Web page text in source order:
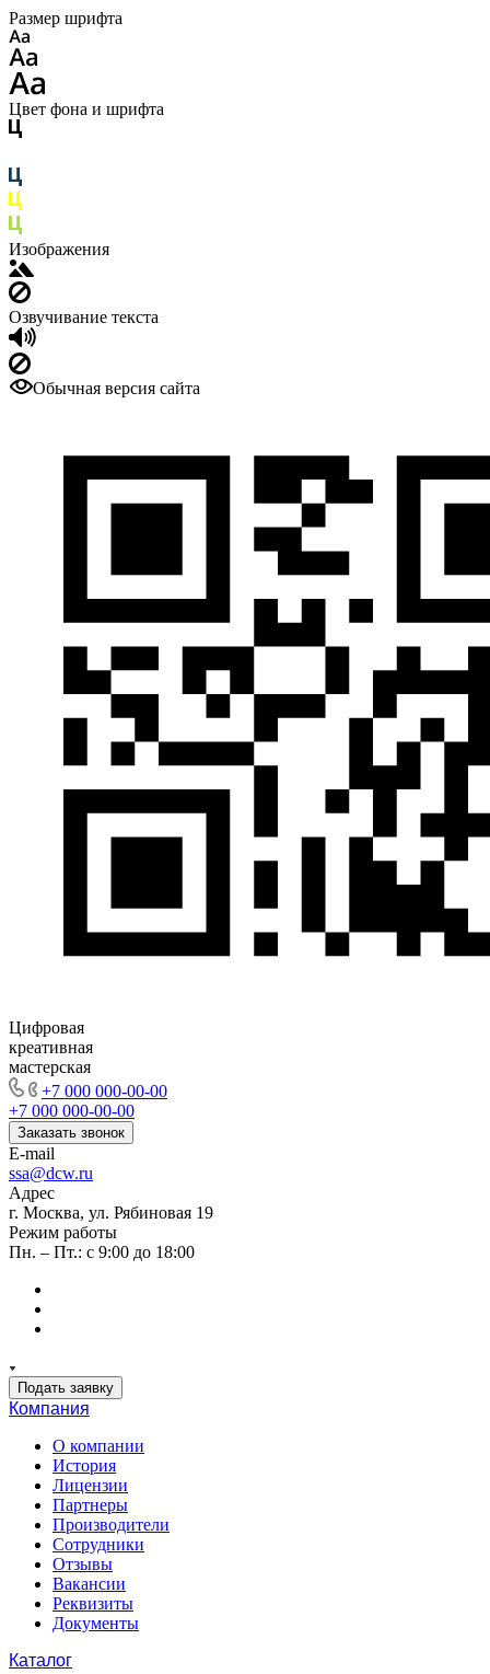
Размер шрифта
Цвет фона и шрифта
Изображения
Озвучивание текста
Обычная версия сайта
Цифровая
креативная
мастерская
+7 000 000-00-00
+7 000 000-00-00
Заказать звонок
E-mail
ssa@dcw.ru
Адрес
г. Москва, ул. Рябиновая 19
Режим работы
Пн. – Пт.: с 9:00 до 18:00
Подать заявку
Компания
О компании
История
Лицензии
Партнеры
Производители
Сотрудники
Отзывы
Вакансии
Реквизиты
Документы
Каталог